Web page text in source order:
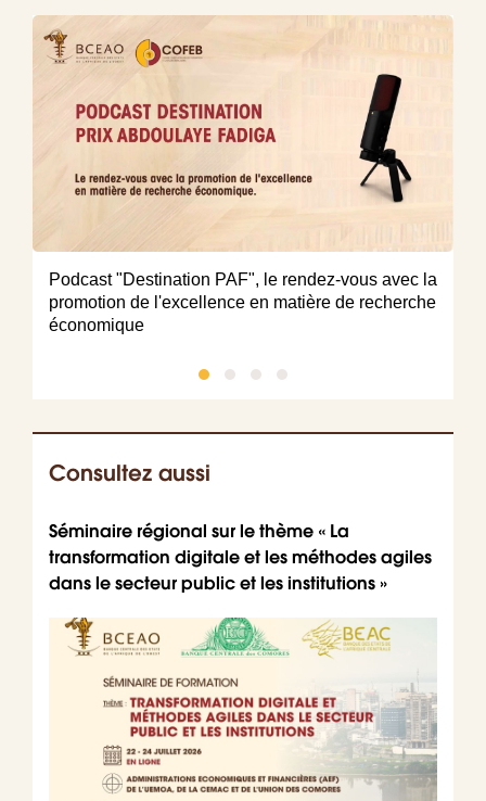
Podcast "Destination PAF", le rendez-vous avec la
promotion de l'excellence en matière de recherche
économique
Consultez aussi
Séminaire régional sur le thème « La
transformation digitale et les méthodes agiles
dans le secteur public et les institutions »